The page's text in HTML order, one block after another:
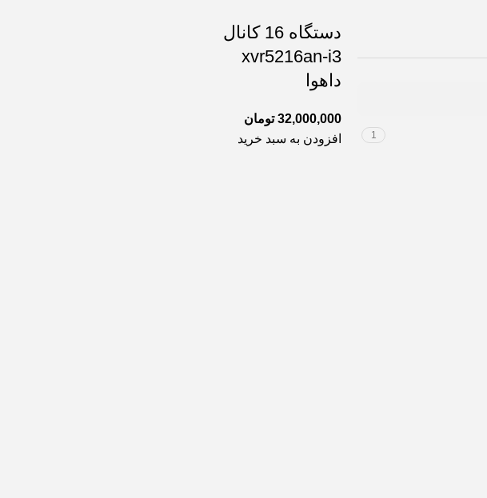
1
دستگاه 16 کانال
xvr5216an-i3
داهوا
32,000,000 تومان
افزودن به سبد خرید